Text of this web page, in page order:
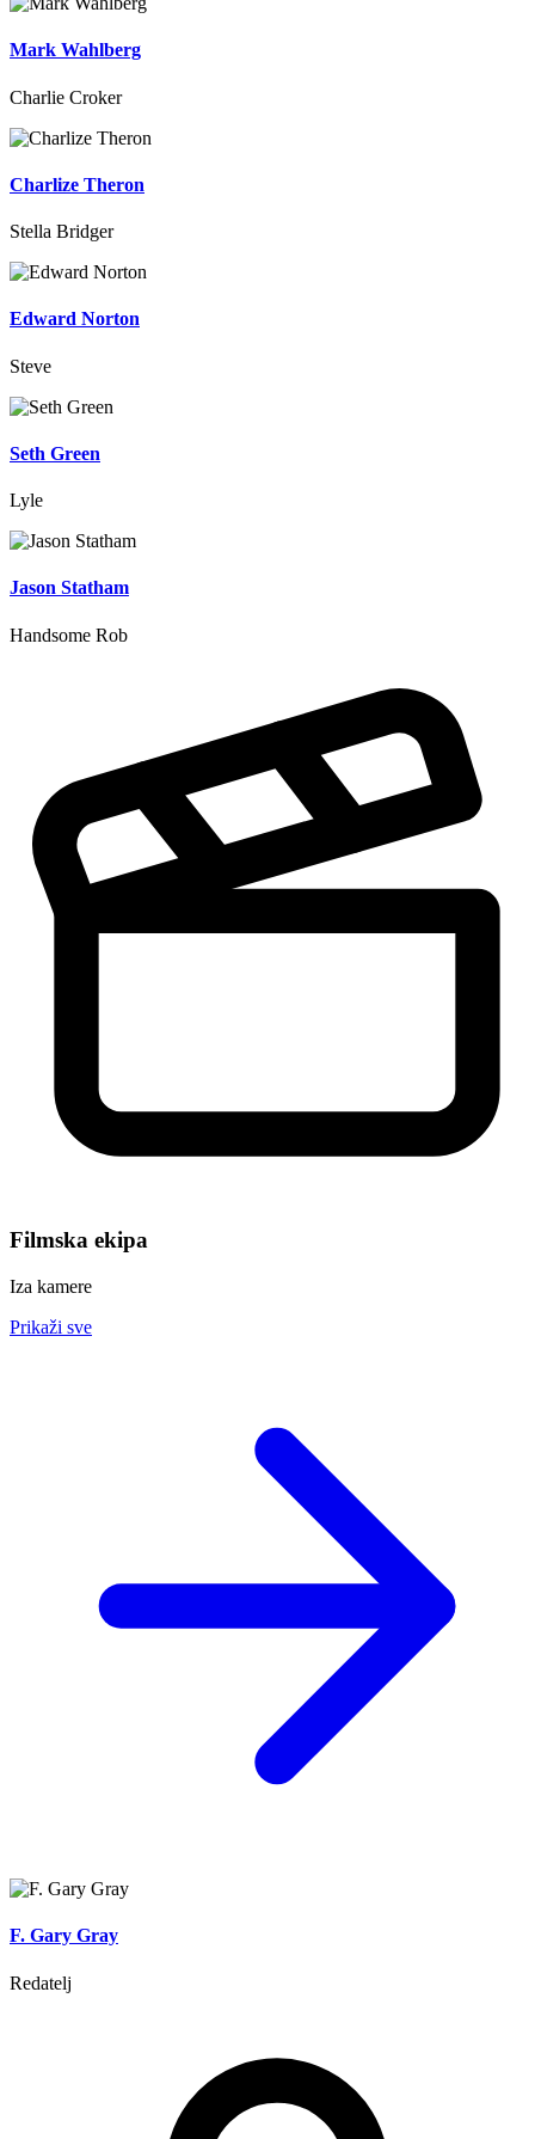
Mark Wahlberg
Charlie Croker
Charlize Theron
Stella Bridger
Edward Norton
Steve
Seth Green
Lyle
Jason Statham
Handsome Rob
Filmska ekipa
Iza kamere
Prikaži sve
F. Gary Gray
Redatelj